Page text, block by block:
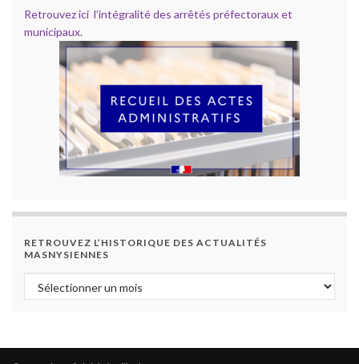
Retrouvez ici l’intégralité des arrêtés préfectoraux et
municipaux.
RETROUVEZ L’HISTORIQUE DES ACTUALITÉS
MASNYSIENNES
Retrouvez l’historique des actualités masnysiennes